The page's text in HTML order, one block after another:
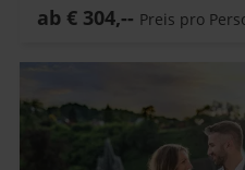
ab € 304,-- Preis pro